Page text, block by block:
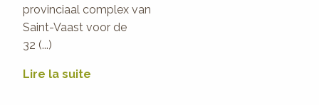
provinciaal complex van
Saint-Vaast voor de
32 (...)
Lire la suite